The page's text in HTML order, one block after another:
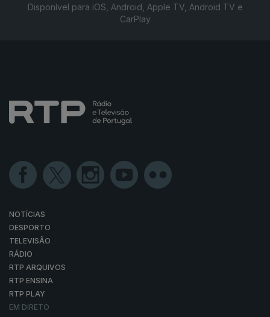
Disponível para iOS, Android, Apple TV, Android TV e
CarPlay
NOTÍCIAS
DESPORTO
TELEVISÃO
RÁDIO
RTP ARQUIVOS
RTP ENSINA
RTP PLAY
EM DIRETO